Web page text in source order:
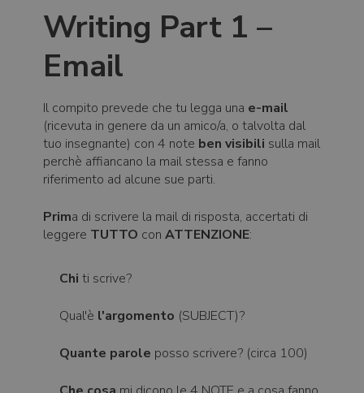
Writing Part 1 –
Email
Il compito prevede che tu legga una e-mail
(ricevuta in genere da un amico/a, o talvolta dal
tuo insegnante) con 4 note ben visibili sulla mail
perchè affiancano la mail stessa e fanno
riferimento ad alcune sue parti.
Prima di scrivere la mail di risposta, accertati di
leggere TUTTO con ATTENZIONE:
Chi ti scrive?
Qual'è l'argomento (SUBJECT)?
Quante parole posso scrivere? (circa 100)